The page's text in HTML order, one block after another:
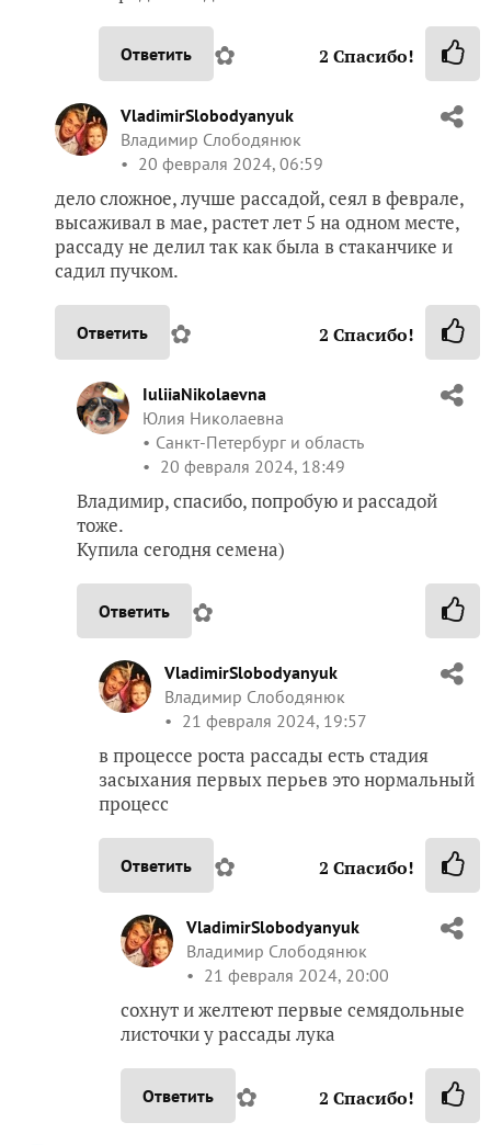
Ответить ✿ 2 Спасибо!
VladimirSlobodyanyuk
Владимир Слободянюк
20 февраля 2024, 06:59
дело сложное, лучше рассадой, сеял в феврале,
высаживал в мае, растет лет 5 на одном месте,
рассаду не делил так как была в стаканчике и
садил пучком.
Ответить ✿ 2 Спасибо!
IuliiaNikolaevna
Юлия Николаевна
Санкт-Петербург и область
20 февраля 2024, 18:49
Владимир, спасибо, попробую и рассадой
тоже.
Купила сегодня семена)
Ответить ✿
VladimirSlobodyanyuk
Владимир Слободянюк
21 февраля 2024, 19:57
в процессе роста рассады есть стадия
засыхания первых перьев это нормальный
процесс
Ответить ✿ 2 Спасибо!
VladimirSlobodyanyuk
Владимир Слободянюк
21 февраля 2024, 20:00
сохнут и желтеют первые семядольные
листочки у рассады лука
Ответить ✿ 2 Спасибо!